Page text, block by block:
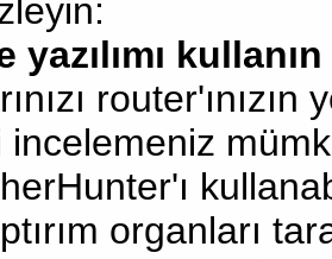
yazılımı kullanın
incelemeniz
organları